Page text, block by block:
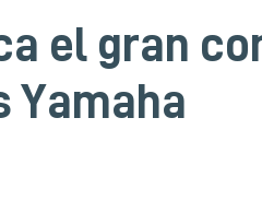
el gran
Yamaha